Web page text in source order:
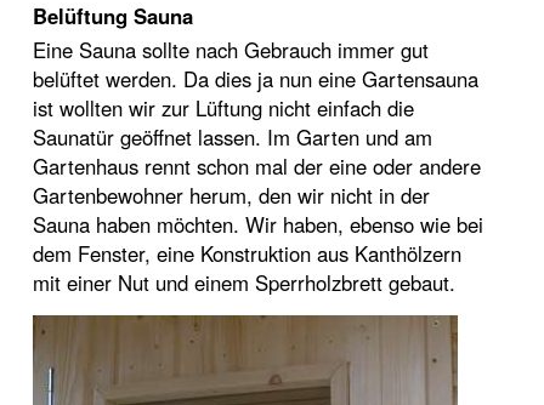
Belüftung Sauna
Eine Sauna sollte nach Gebrauch immer gut
belüftet werden. Da dies ja nun eine Gartensauna
ist wollten wir zur Lüftung nicht einfach die
Saunatür geöffnet lassen. Im Garten und am
Gartenhaus rennt schon mal der eine oder andere
Gartenbewohner herum, den wir nicht in der
Sauna haben möchten. Wir haben, ebenso wie bei
dem Fenster, eine Konstruktion aus Kanthölzern
mit einer Nut und einem Sperrholzbrett gebaut.